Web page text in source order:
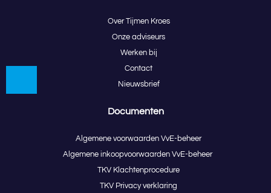
Over Tijmen Kroes
Onze adviseurs
Werken bij
Contact
Nieuwsbrief
Documenten
Algemene voorwaarden VvE-beheer
Algemene inkoopvoorwaarden VvE-beheer
TKV Klachtenprocedure
TKV Privacy verklaring